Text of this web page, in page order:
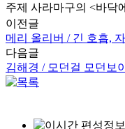
주제 사라마구의 <바닥
이전글
메리 올리버 / 긴 호흡,
다음글
김해경 / 모던걸 모던보